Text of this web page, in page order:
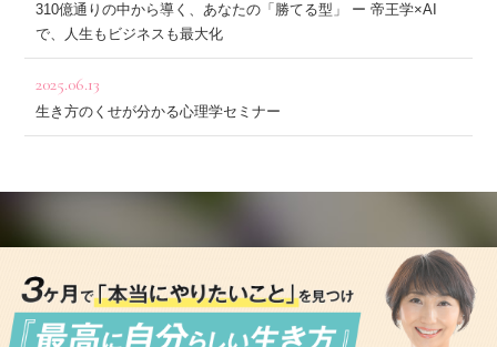
310億通りの中から導く、あなたの「勝てる型」 ー 帝王学×AI
で、人生もビジネスも最大化
2025.06.13
生き方のくせが分かる心理学セミナー